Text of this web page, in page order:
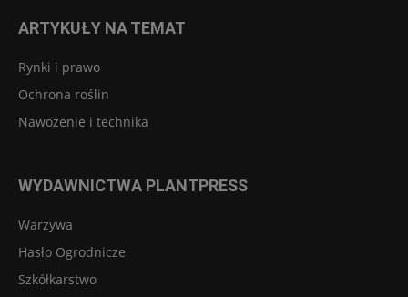
ARTYKUŁY NA TEMAT
Rynki i prawo
Ochrona roślin
Nawożenie i technika
WYDAWNICTWA PLANTPRESS
Warzywa
Hasło Ogrodnicze
Szkółkarstwo